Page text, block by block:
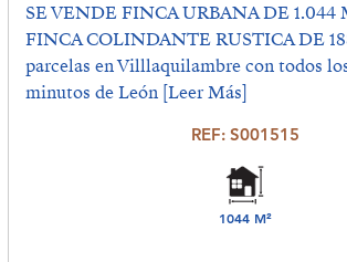
SE VENDE FINCA URBANA DE 1.044
FINCA COLINDANTE RUSTICA DE
parcelas en Villlaquilambre con todos
minutos de León [Leer Más]
REF: S001515
1044 M²